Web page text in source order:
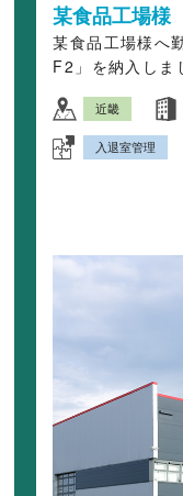
某食品工場様
某食品工場様へ
F2」を納入しま
近畿
入退室管理